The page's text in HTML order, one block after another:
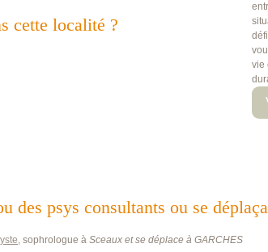
cette localité ?
vie
des psys consultants ou se
, sophrologue à Sceaux et se déplace à GARCHES